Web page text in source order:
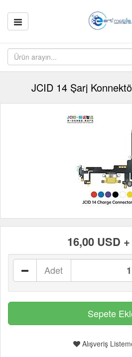
JCID 14 Şarj
16,00 USD
Adet
Alışveriş